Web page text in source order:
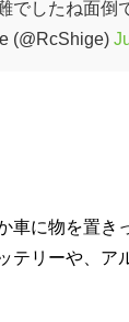
でしたね面倒
(@RcShige)
車に物を置き
テリーや、ア